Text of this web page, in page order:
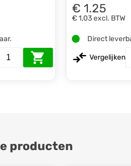
€ 1.25
€ 1,03excl. BTW
Direct
Vergelijken
producten